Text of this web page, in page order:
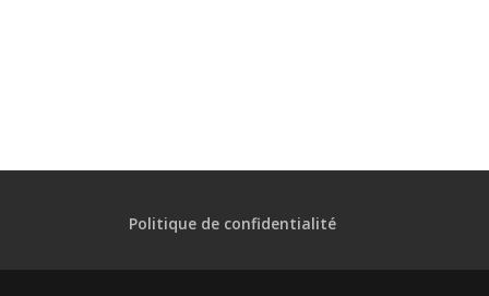
Politique de confidentialité